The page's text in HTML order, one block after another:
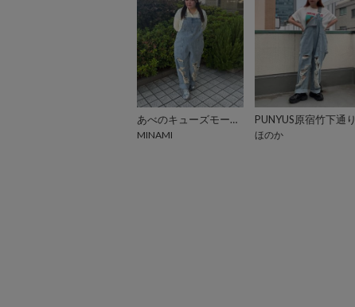
あべのキューズモール（109ABENO）
MINAMI
PUNYUS原宿竹下通り
ほのか